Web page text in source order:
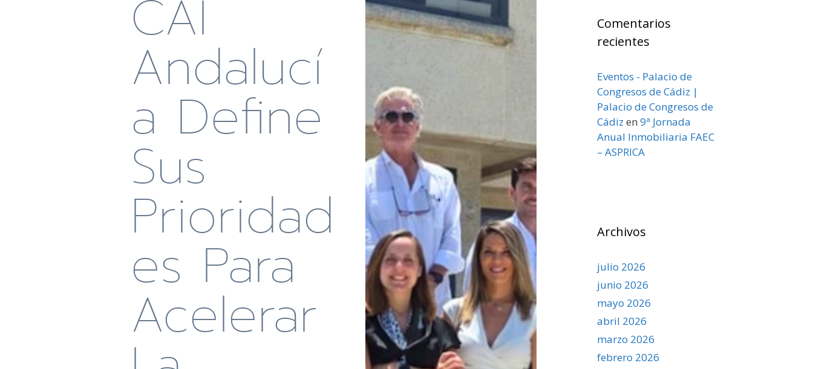
CAI
Andalucí
A Define
Sus
Prioridad
Es Para
Acelerar
Comentarios
recientes
Eventos - Palacio de
Congresos de Cádiz |
Palacio de Congresos de
Cádiz en 9ª Jornada
Anual Inmobiliaria FAEC
– ASPRICA
Archivos
julio 2026
junio 2026
mayo 2026
abril 2026
marzo 2026
febrero 2026